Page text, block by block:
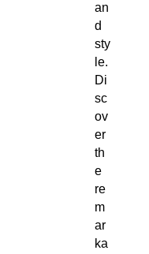
an
d
sty
le.
Di
sc
ov
er
th
e
re
m
ar
ka